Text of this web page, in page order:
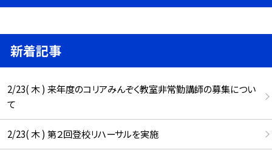
新着記事
2/23( 木 ) 来年度のコリアみんぞく教室非常勤講師の募集につい
て
2/23( 木 ) 第２回登校リハーサルを実施